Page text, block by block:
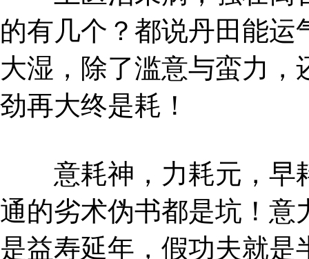
的有几个？都说丹田能
大湿，除了滥意与蛮力
劲再大终是耗！
意耗神，力耗元，早
通的劣术伪书都是坑！意
是益寿延年，假功夫就是